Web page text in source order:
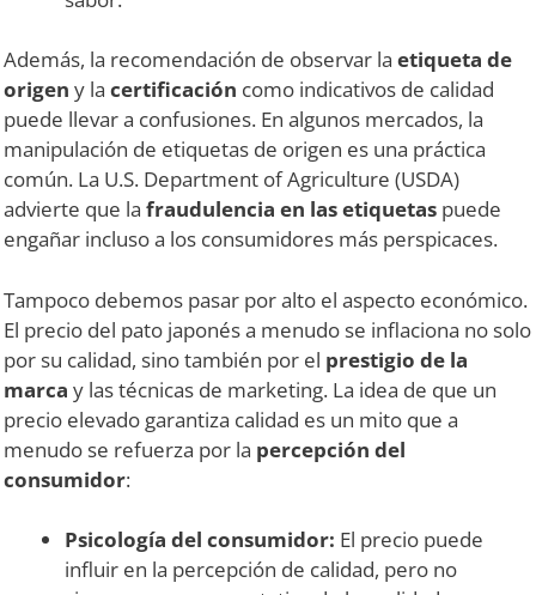
Además, la recomendación de observar la etiqueta de
origen y la certificación como indicativos de calidad
puede llevar a confusiones. En algunos mercados, la
manipulación de etiquetas de origen es una práctica
común. La U.S. Department of Agriculture (USDA)
advierte que la fraudulencia en las etiquetas puede
engañar incluso a los consumidores más perspicaces.
Tampoco debemos pasar por alto el aspecto económico.
El precio del pato japonés a menudo se inflaciona no solo
por su calidad, sino también por el prestigio de la
marca y las técnicas de marketing. La idea de que un
precio elevado garantiza calidad es un mito que a
menudo se refuerza por la percepción del
consumidor:
Psicología del consumidor: El precio puede
influir en la percepción de calidad, pero no